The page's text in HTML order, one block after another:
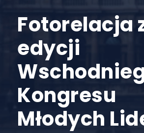
Fotorelacja
edycji
Kongresu
Młodych